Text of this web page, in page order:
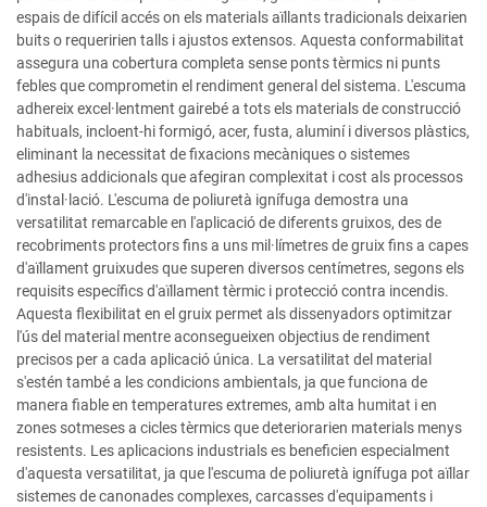
espais de difícil accés on els materials aïllants tradicionals deixarien
buits o requeririen talls i ajustos extensos. Aquesta conformabilitat
assegura una cobertura completa sense ponts tèrmics ni punts
febles que comprometin el rendiment general del sistema. L'escuma
adhereix excel·lentment gairebé a tots els materials de construcció
habituals, incloent-hi formigó, acer, fusta, aluminí i diversos plàstics,
eliminant la necessitat de fixacions mecàniques o sistemes
adhesius addicionals que afegiran complexitat i cost als processos
d'instal·lació. L'escuma de poliuretà ignífuga demostra una
versatilitat remarcable en l'aplicació de diferents gruixos, des de
recobriments protectors fins a uns mil·límetres de gruix fins a capes
d'aïllament gruixudes que superen diversos centímetres, segons els
requisits específics d'aïllament tèrmic i protecció contra incendis.
Aquesta flexibilitat en el gruix permet als dissenyadors optimitzar
l'ús del material mentre aconsegueixen objectius de rendiment
precisos per a cada aplicació única. La versatilitat del material
s'estén també a les condicions ambientals, ja que funciona de
manera fiable en temperatures extremes, amb alta humitat i en
zones sotmeses a cicles tèrmics que deteriorarien materials menys
resistents. Les aplicacions industrials es beneficien especialment
d'aquesta versatilitat, ja que l'escuma de poliuretà ignífuga pot aïllar
sistemes de canonades complexes, carcasses d'equipaments i